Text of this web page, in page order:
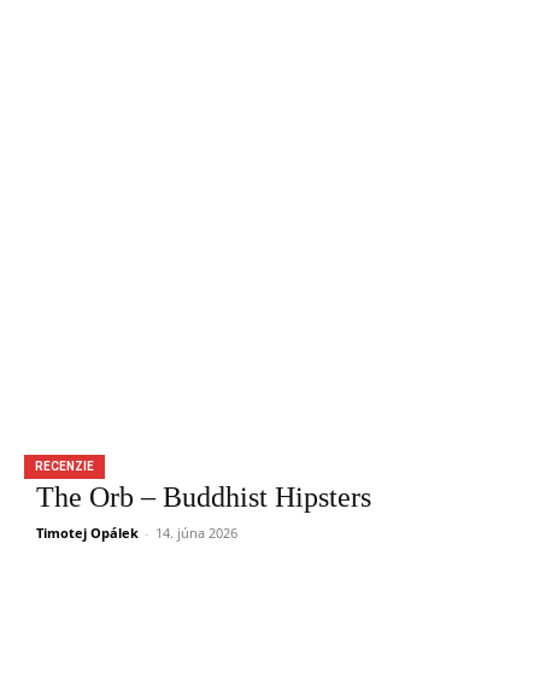
RECENZIE
The Orb – Buddhist Hipsters
Timotej Opálek - 14. júna 2026